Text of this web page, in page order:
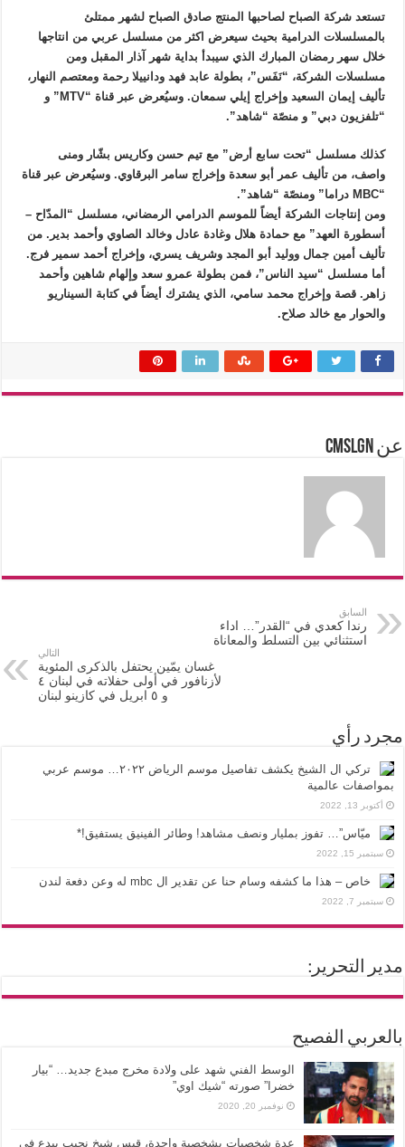
تستعد شركة الصباح لصاحبها المنتج صادق الصباح لشهر ممتلئ
بالمسلسلات الدرامية بحيث سيعرض اكثر من مسلسل عربي من انتاجها
خلال سهر رمضان المبارك الذي سيبدأ بداية شهر آذار المقبل ومن
مسلسلات الشركة، “نَفَس”، بطولة عابد فهد ودانييلا رحمة ومعتصم النهار،
تأليف إيمان السعيد وإخراج إيلي سمعان. وسيُعرض عبر قناة “MTV” و
“تلفزيون دبي” و منصّة “شاهد”.
كذلك مسلسل “تحت سابع أرض” مع تيم حسن وكاريس بشّار ومنى
واصف، من تأليف عمر أبو سعدة وإخراج سامر البرقاوي. وسيُعرض عبر قناة
“MBC دراما” ومنصّة “شاهد”.
ومن إنتاجات الشركة أيضاً للموسم الدرامي الرمضاني، مسلسل “المدّاح –
أسطورة العهد” مع حمادة هلال وغادة عادل وخالد الصاوي وأحمد بدير. من
تأليف أمين جمال ووليد أبو المجد وشريف يسري، وإخراج أحمد سمير فرج.
أما مسلسل “سيد الناس”، فمن بطولة عمرو سعد وإلهام شاهين وأحمد
زاهر. قصة وإخراج محمد سامي، الذي يشترك أيضاً في كتابة السيناريو
والحوار مع خالد صلاح.
عن cmslgn
السابق
رندا كعدي في “القدر”… اداء
استثنائي بين التسلط والمعاناة
التالي
غسان يمّين يحتفل بالذكرى المئوية
لأزنافور في أولى حفلاته في لبنان ٤
و ٥ ابريل في كازينو لبنان
مجرد رأي
تركي ال الشيخ يكشف تفاصيل موسم الرياض ٢٠٢٢… موسم عربي
بمواصفات عالمية
أكتوبر 13, 2022
ميّاس”… تفوز بمليار ونصف مشاهد! وطائر الفينيق يستفيق!*
سبتمبر 15, 2022
خاص – هذا ما كشفه وسام حنا عن تقدير ال mbc له وعن دفعة لندن
سبتمبر 7, 2022
مدير التحرير:
بالعربي الفصيح
الوسط الفني شهد على ولادة مخرج مبدع جديد… “بيار
خضرا” صورته “شيك اوي”
نوفمبر 20, 2020
عدة شخصيات بشخصية واحدة، قيس شيخ نجيب يبدع في